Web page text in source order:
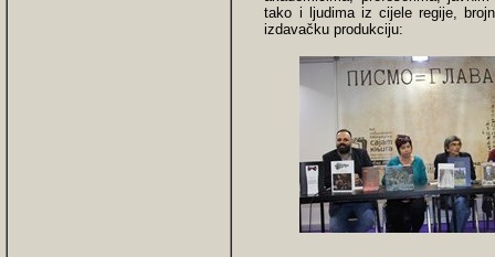
tako i ljudima iz cijele regije,
izdavačku produkciju: